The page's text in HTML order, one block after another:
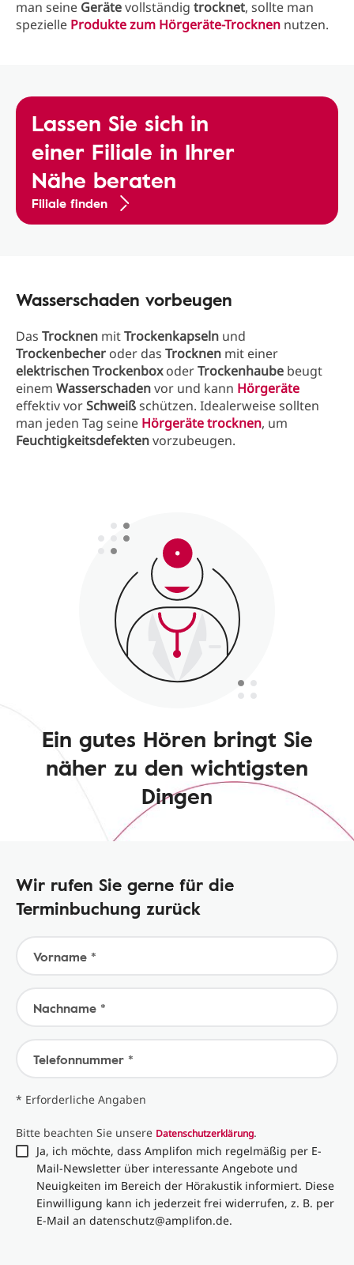
man seine Gerätevollständig trocknet, sollte man
spezielle Produkte zum Hörgeräte-Trocknen nutzen.
Lassen Sie sich in
einer Filiale in Ihrer
Nähe beraten
Filiale finden
Wasserschaden vorbeugen
Das Trocknen mitTrockenkapseln und
Trockenbecher oder das Trocknen mit einer
elektrischen TrockenboxoderTrockenhaube beugt
einem Wasserschadenvor und kann Hörgeräte
effektiv vorSchweißschützen. Idealerweise sollten
man jeden Tag seine Hörgerätetrocknen, um
Feuchtigkeitsdefektenvorzubeugen.
Ein gutes Hören bringt Sie
näher zu den wichtigsten
Dingen
Wir rufen Sie gerne für die
Terminbuchung zurück
Vorname *
Nachname *
Telefonnummer *
* Erforderliche Angaben
Bitte beachten Sie unsere Datenschutzerklärung.
Ja, ich möchte, dass Amplifon mich regelmäßig per E-
Mail-Newsletter über interessante Angebote und
Neuigkeiten im Bereich der Hörakustik informiert. Diese
Einwilligung kann ich jederzeit frei widerrufen, z. B. per
E-Mail an datenschutz@amplifon.de.